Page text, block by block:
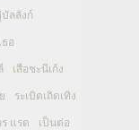
ลลังก์
อ
เสือชะนีเก้ง
ระเบิดเถิดเทิง
แรด เป็นต่อ